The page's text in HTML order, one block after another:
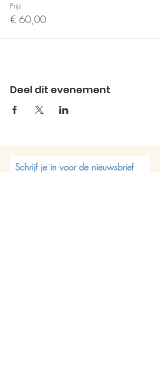
Prijs
€ 60,00
Deel dit evenement
Schrijf je in voor de nieuwsbrief